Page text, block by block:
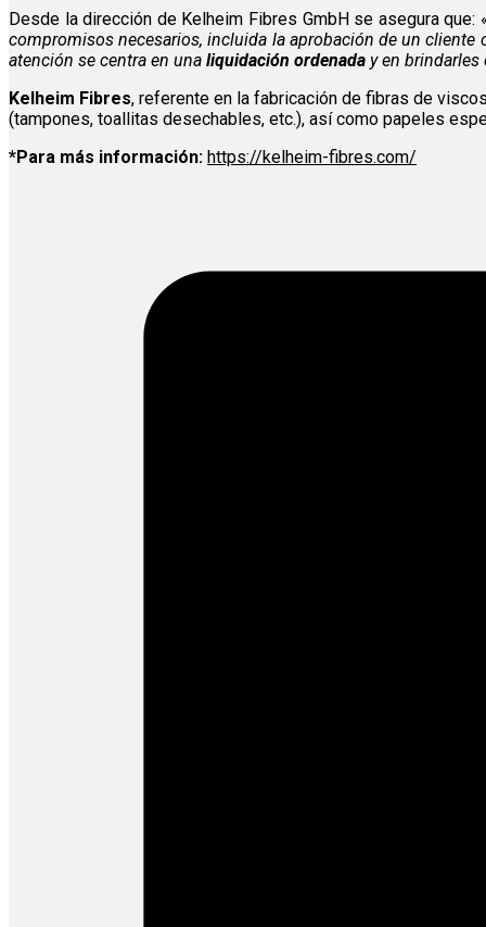
Desde la dirección de Kelheim Fibres GmbH se asegura que:
compromisos necesarios, incluida la aprobación de un
atención se centra en una liquidación ordenada y en
Kelheim Fibres, referente en la fabricación de fibras de
(tampones, toallitas desechables, etc.), así como papeles
*Para más información: https://kelheim-fibres.com/